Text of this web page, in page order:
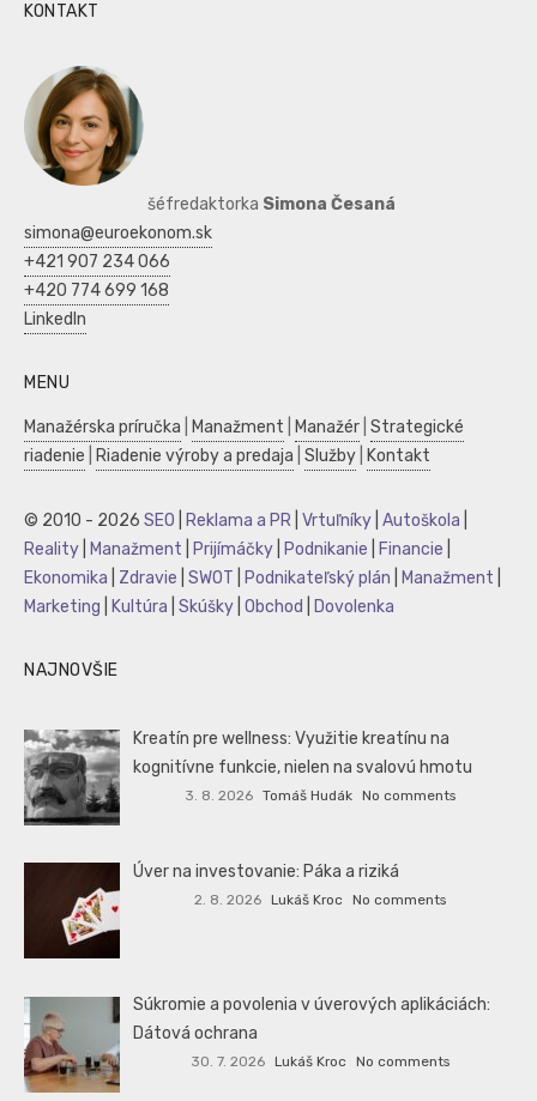
KONTAKT
šéfredaktorka Simona Česaná
simona@euroekonom.sk
+421 907 234 066
+420 774 699 168
LinkedIn
MENU
Manažérska príručka Manažment Manažér Strategické
riadenie
Riadenie výroby a predaja Služby Kontakt
© 2010 - 2026 SEO Reklama a PR Vrtuľníky Autoškola
Reality
Manažment Prijímáčky Podnikanie Financie
Ekonomika
Zdravie SWOT Podnikateľský plán Manažment
Marketing
Kultúra Skúšky Obchod Dovolenka
NAJNOVŠIE
Kreatín pre wellness: Využitie kreatínu na
kognitívne funkcie, nielen na svalovú hmotu
3. 8. 2026 Tomáš Hudák No comments
Úver na investovanie: Páka a riziká
2. 8. 2026 Lukáš Kroc No comments
Súkromie a povolenia v úverových aplikáciách:
Dátová ochrana
30. 7. 2026 Lukáš Kroc No comments